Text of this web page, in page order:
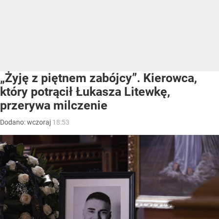
„Żyję z piętnem zabójcy”. Kierowca,
który potrącił Łukasza Litewkę,
przerywa milczenie
Dodano:wczoraj 18:53